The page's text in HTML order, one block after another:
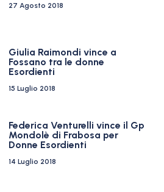
27 Agosto 2018
Giulia Raimondi vince a
Fossano tra le donne
Esordienti
15 Luglio 2018
Federica Venturelli vince il Gp
Mondolè di Frabosa per
Donne Esordienti
14 Luglio 2018